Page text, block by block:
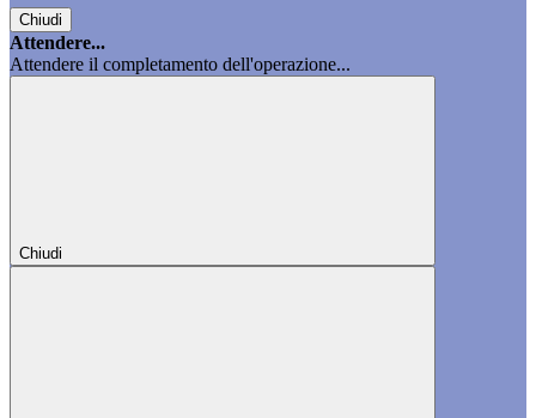
Chiudi
Attendere...
Attendere il completamento dell'operazione...
Chiudi